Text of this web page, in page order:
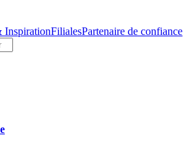
InspirationFilialesPartenaire de confiance